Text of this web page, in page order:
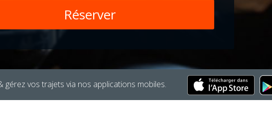
gérez vos trajets via nos applications mobiles.